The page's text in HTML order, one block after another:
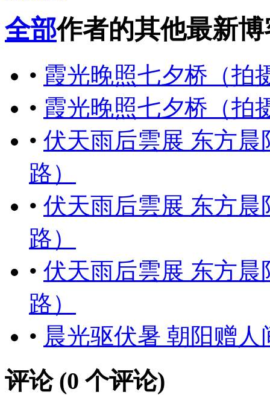
全部作者的其他最新博
• 霞光晚照七夕桥（拍
• 霞光晚照七夕桥（拍
• 伏天雨后雲展 东方
路）
• 伏天雨后雲展 东方
路）
• 伏天雨后雲展 东方
路）
• 晨光驱伏暑 朝阳赠
评论 (0 个评论)